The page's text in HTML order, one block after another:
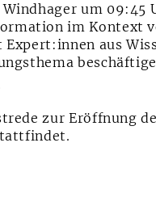
um
im Kontext
aus
zur Eröffnung